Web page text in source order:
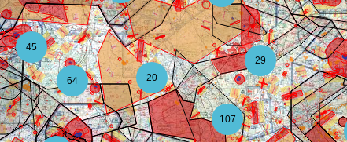
107
64
29
20
45